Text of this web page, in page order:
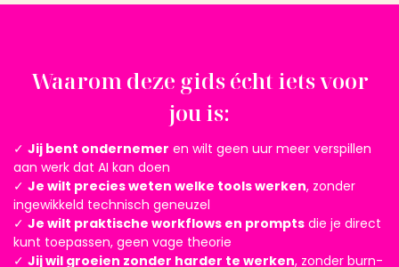
Waarom deze gids écht iets voor
jou is:
✓ Jij bent ondernemer en wilt geen uur meer verspillen
aan werk dat AI kan doen
✓ Je wilt precies weten welke tools werken, zonder
ingewikkeld technisch geneuzel
✓ Je wilt praktische workflows en prompts die je direct
kunt toepassen, geen vage theorie
✓ Jij wil groeien zonder harder te werken, zonder burn-